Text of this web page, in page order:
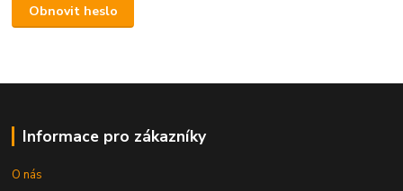
Obnovit heslo
Informace pro zákazníky
O nás